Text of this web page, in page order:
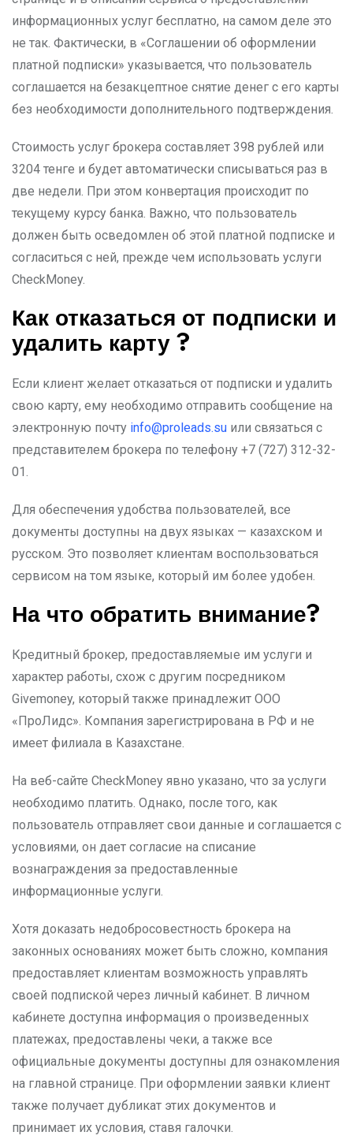
информационных услуг бесплатно, на самом деле это
не так. Фактически, в «Соглашении об оформлении
платной подписки» указывается, что пользователь
соглашается на безакцептное снятие денег с его карты
без необходимости дополнительного подтверждения.
Стоимость услуг брокера составляет 398 рублей или
3204 тенге и будет автоматически списываться раз в
две недели. При этом конвертация происходит по
текущему курсу банка. Важно, что пользователь
должен быть осведомлен об этой платной подписке и
согласиться с ней, прежде чем использовать услуги
CheckMoney.
Как отказаться от подписки и
удалить карту ?
Если клиент желает отказаться от подписки и удалить
свою карту, ему необходимо отправить сообщение на
электронную почту info@proleads.su или связаться с
представителем брокера по телефону +7 (727) 312-32-
01.
Для обеспечения удобства пользователей, все
документы доступны на двух языках — казахском и
русском. Это позволяет клиентам воспользоваться
сервисом на том языке, который им более удобен.
На что обратить внимание?
Кредитный брокер, предоставляемые им услуги и
характер работы, схож с другим посредником
Givemoney, который также принадлежит ООО
«ПроЛидс». Компания зарегистрирована в РФ и не
имеет филиала в Казахстане.
На веб-сайте CheckMoney явно указано, что за услуги
необходимо платить. Однако, после того, как
пользователь отправляет свои данные и соглашается с
условиями, он дает согласие на списание
вознаграждения за предоставленные
информационные услуги.
Хотя доказать недобросовестность брокера на
законных основаниях может быть сложно, компания
предоставляет клиентам возможность управлять
своей подпиской через личный кабинет. В личном
кабинете доступна информация о произведенных
платежах, предоставлены чеки, а также все
официальные документы доступны для ознакомления
на главной странице. При оформлении заявки клиент
также получает дубликат этих документов и
принимает их условия, ставя галочки.